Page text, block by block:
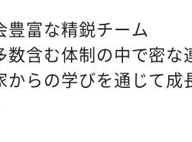
豊富な精鋭チーム
数含む体制の中で密
からの学びを通じて